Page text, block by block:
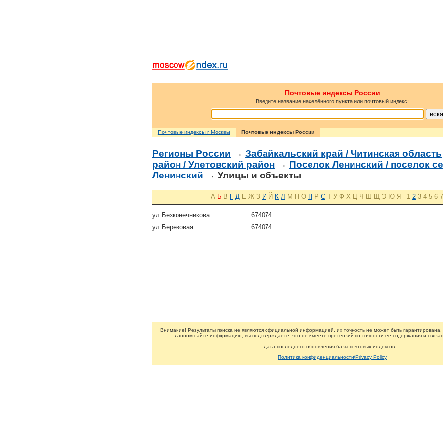
Почтовые индексы России
Введите название населённого пункта или почтовый индекс:
Почтовые индексы г Москвы Почтовые индексы России
Регионы России → Забайкальский край / Читинская область
район / Улетовский район → Поселок Ленинский / поселок
Ленинский → Улицы и объекты
А Б В Г Д Е Ж З И Й К Л М Н О П Р С Т У Ф Х Ц Ч Ш Щ Э Ю Я 1 2 3 4 5 6 7
674074
ул Безконечникова
674074
ул Березовая
Внимание! Результаты поиска не являются официальной информацией, их точность не может быть гарантирована.
данном сайте информацию, вы подтверждаете, что не имеете претензий по точности её содержания и
Дата последнего обновления базы почтовых индексов —
Политика конфиденциальности/Privacy Policy